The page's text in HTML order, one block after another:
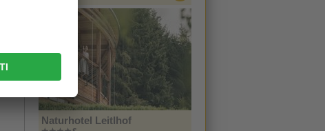
Naturhotel Leitlhof